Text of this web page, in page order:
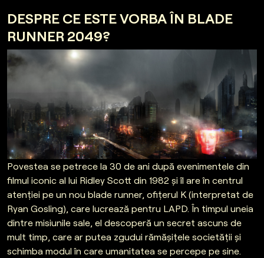
DESPRE CE ESTE VORBA ÎN BLADE
RUNNER 2049?
Povestea se petrece la 30 de ani după evenimentele din
filmul iconic al lui Ridley Scott din 1982 și îl are în centrul
atenției pe un nou blade runner, ofițerul K (interpretat de
Ryan Gosling), care lucrează pentru LAPD. În timpul uneia
dintre misiunile sale, el descoperă un secret ascuns de
mult timp, care ar putea zgudui rămășițele societății și
schimba modul în care umanitatea se percepe pe sine.